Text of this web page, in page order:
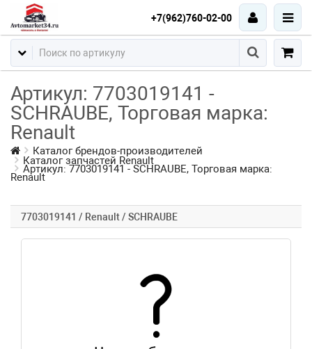
+7(962)760-02-00
Артикул: 7703019141 -
SCHRAUBE, Торговая марка:
Renault
Каталог брендов-производителей
Каталог запчастей Renault
Артикул: 7703019141 - SCHRAUBE, Торговая марка:
Renault
7703019141 / Renault / SCHRAUBE